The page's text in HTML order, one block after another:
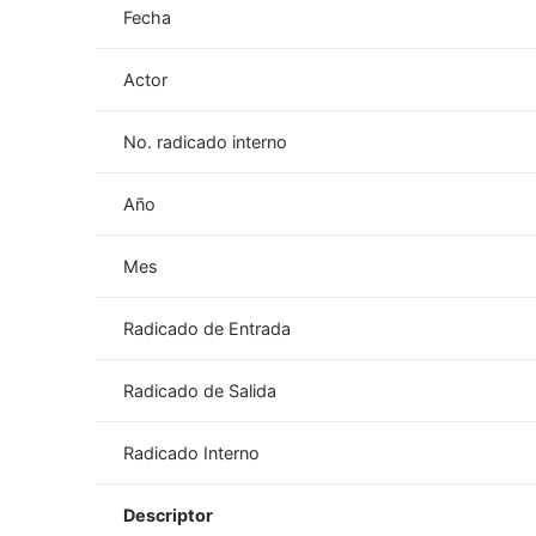
Fecha
Actor
No. radicado interno
Año
Mes
Radicado de Entrada
Radicado de Salida
Radicado Interno
Descriptor